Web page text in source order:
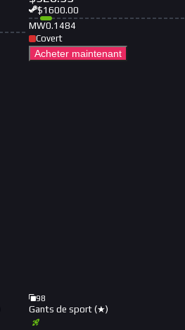
$1600.00
MW0.1484
Covert
Acheter maintenant
98
Gants de sport (★)